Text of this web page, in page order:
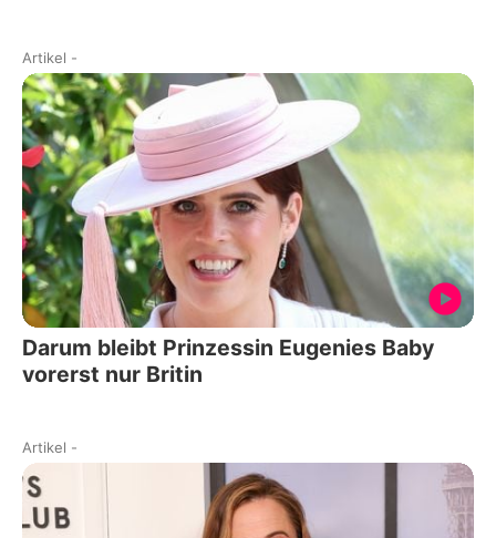
Artikel -
Darum bleibt Prinzessin Eugenies Baby
vorerst nur Britin
Artikel -